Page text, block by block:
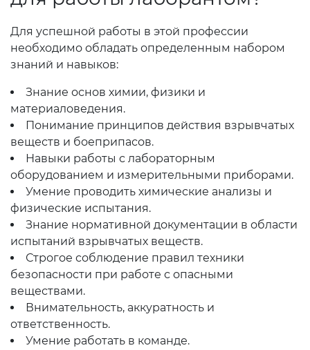
Для успешной работы в этой профессии
необходимо обладать определенным набором
знаний и навыков:
Знание основ химии, физики и
материаловедения.
Понимание принципов действия взрывчатых
веществ и боеприпасов.
Навыки работы с лабораторным
оборудованием и измерительными приборами.
Умение проводить химические анализы и
физические испытания.
Знание нормативной документации в области
испытаний взрывчатых веществ.
Строгое соблюдение правил техники
безопасности при работе с опасными
веществами.
Внимательность, аккуратность и
ответственность.
Умение работать в команде.